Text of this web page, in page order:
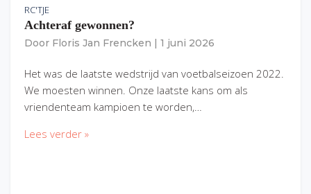
RC'TJE
Achteraf gewonnen?
Door Floris Jan Frencken 1 juni 2026
Het was de laatste wedstrijd van voetbalseizoen 2022.
We moesten winnen. Onze laatste kans om als
vriendenteam kampioen te worden,…
Lees verder »